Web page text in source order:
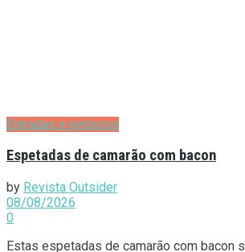
Entradas e petiscos
Espetadas de camarão com bacon
by Revista Outsider
08/08/2026
0
Estas espetadas de camarão com bacon